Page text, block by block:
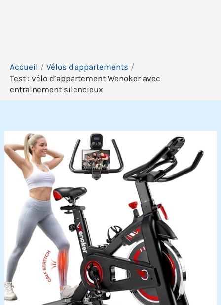
Accueil
Vélos d'appartements
Test : vélo d’appartement Wenoker avec
entraînement silencieux